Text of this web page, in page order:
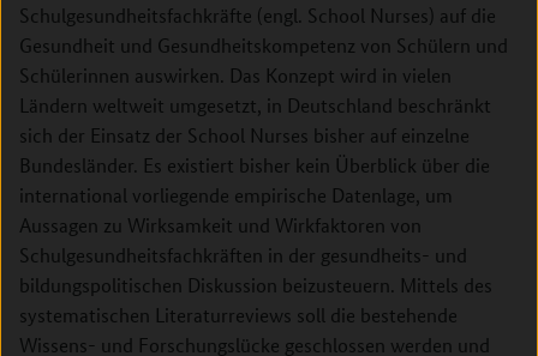
Schulgesundheitsfachkräfte (engl. School Nurses) auf die
Gesundheit und Gesundheitskompetenz von Schülern und
Schülerinnen auswirken. Das Konzept wird in vielen
Ländern weltweit umgesetzt, in Deutschland beschränkt
sich der Einsatz der School Nurses bisher auf einzelne
Bundesländer. Es existiert bisher kein Überblick über die
international vorliegende empirische Datenlage, um
Aussagen zu Wirksamkeit und Wirkfaktoren von
Schulgesundheitsfachkräften in der gesundheits- und
bildungspolitischen Diskussion beizusteuern. Mittels des
systematischen Literaturreviews soll die bestehende
Wissens- und Forschungslücke geschlossen werden und